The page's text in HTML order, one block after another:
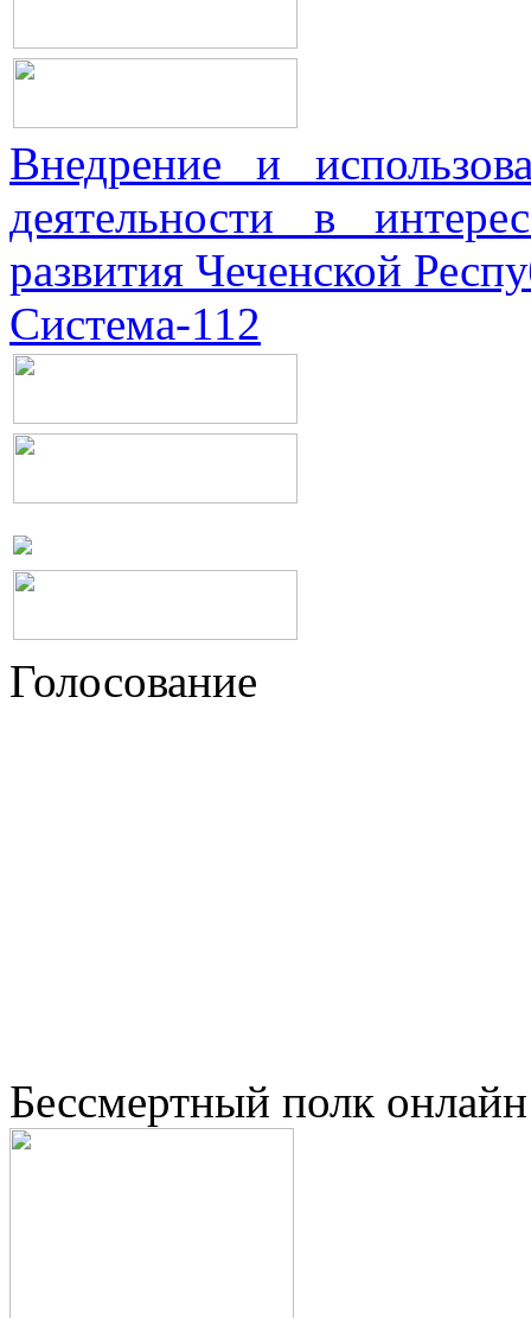
Внедрение и
деятельности в
развития Чеченской
Система-112
Голосование
Бессмертный полк онлайн